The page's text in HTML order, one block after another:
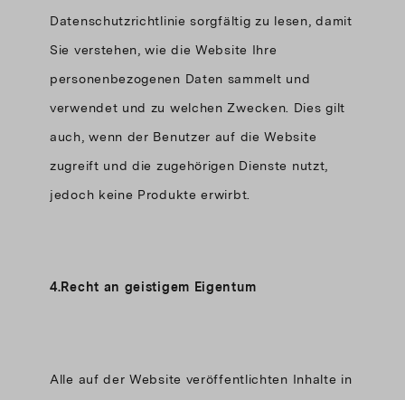
Datenschutzrichtlinie sorgfältig zu lesen, damit
Sie verstehen, wie die Website Ihre
personenbezogenen Daten sammelt und
verwendet und zu welchen Zwecken. Dies gilt
auch, wenn der Benutzer auf die Website
zugreift und die zugehörigen Dienste nutzt,
jedoch keine Produkte erwirbt.
4.Recht an geistigem Eigentum
Alle auf der Website veröffentlichten Inhalte in